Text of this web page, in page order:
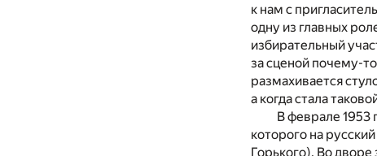
к нам с
одну из главных
избирательный
за сценой почему-
размахивается
а когда стала
В феврале 1953
которого на
Горького). Во дворе